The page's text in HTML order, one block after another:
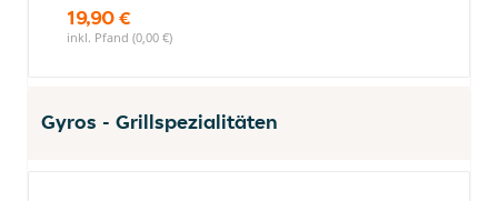
19,90 €
inkl. Pfand (0,00 €)
Gyros - Grillspezialitäten